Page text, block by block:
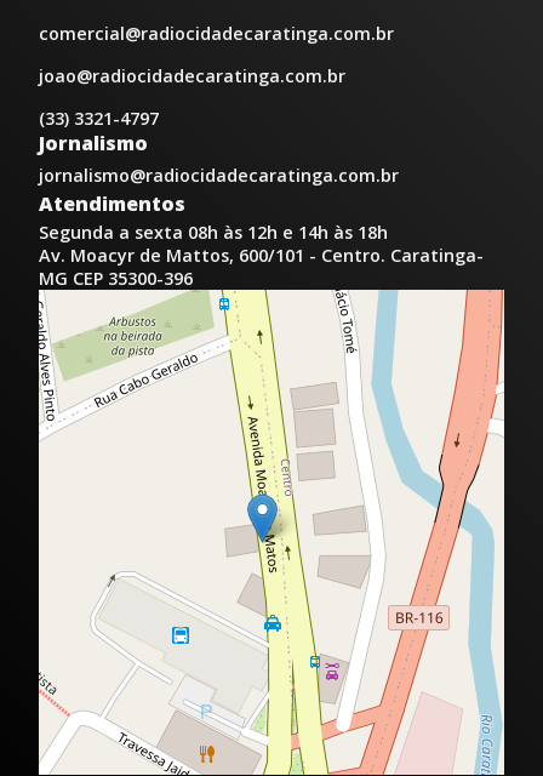
comercial@radiocidadecaratinga.com.br
joao@radiocidadecaratinga.com.br
(33) 3321-4797
Jornalismo
jornalismo@radiocidadecaratinga.com.br
Atendimentos
Segunda a sexta 08h às 12h e 14h às 18h
Av. Moacyr de Mattos, 600/101 - Centro. Caratinga-
MG CEP 35300-396